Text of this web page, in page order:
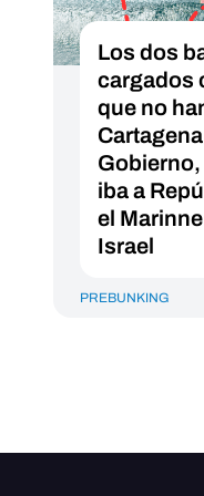
Los dos
cargados
que no
iba a
el
Israel
PREBUNKING